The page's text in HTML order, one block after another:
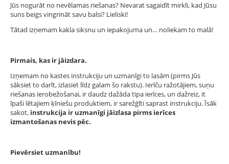
Jūs nogurāt no nevēlamas riešanas? Nevarat sagaidīt mirkli, kad Jūsu
suns beigs vingrināt savu balsi? Lieliski!
Tātad izņemam kakla siksnu un iepakojuma un… noliekam to malā!
Pirmais, kas ir jāizdara.
Izņemam no kastes instrukciju un uzmanīgi to lasām (pirms Jūs
sāksiet to darīt, izlasiet līdz galam šo rakstu). Ierīču ražotājiem, suņu
riešanas ierobežošanai, ir daudz dažāda tipa ierīces, un dažreiz, it
īpaši lētajiem ķīniešu produktiem, ir sarežģīti saprast instrukciju. Īsāk
sakot, instrukcija ir uzmanīgi jāizlasa pirms ierīces
izmantošanas nevis pēc.
Pievērsiet uzmanību!